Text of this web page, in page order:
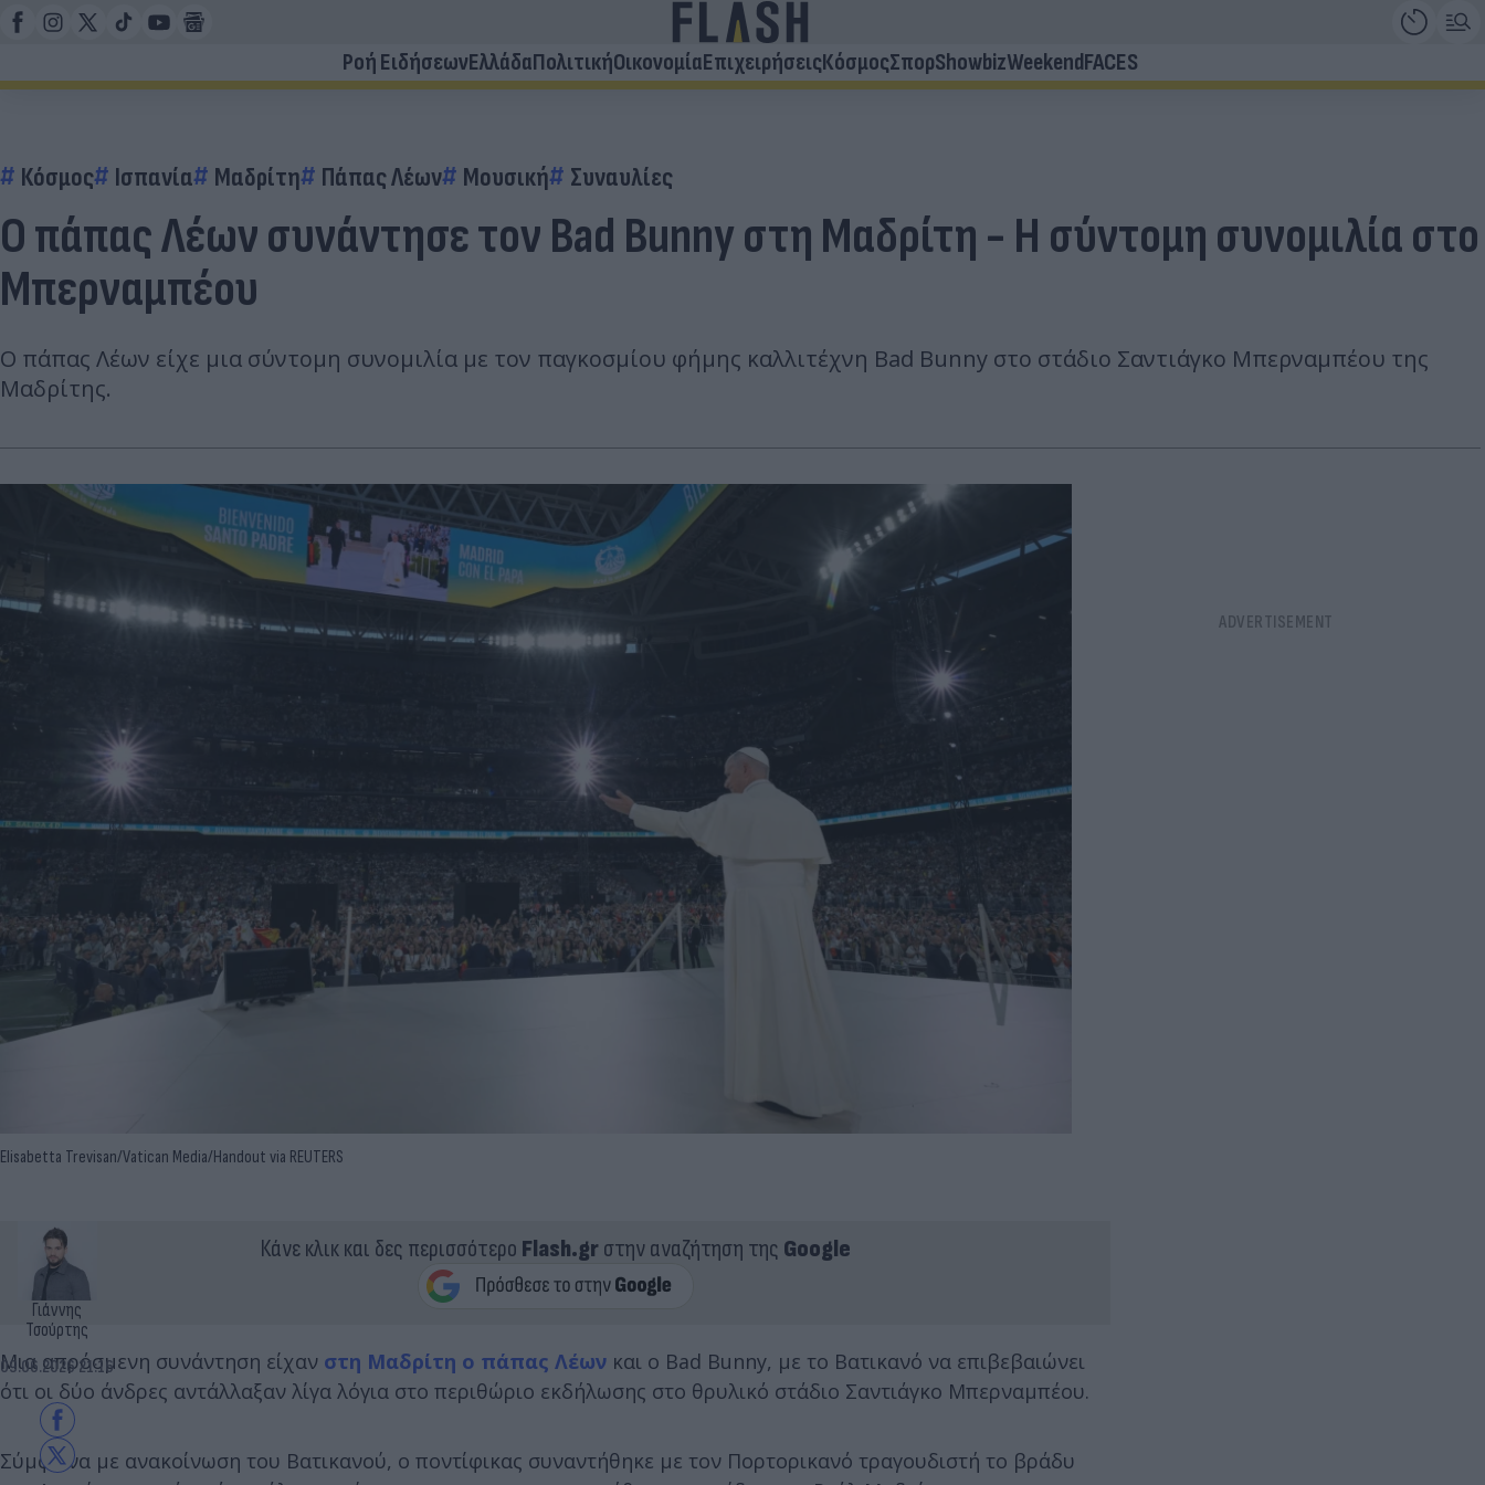
Ροή ΕιδήσεωνΕλλάδαΠολιτικήΟικονομίαΕπιχειρήσειςΚόσμοςΣπορShowbizWeekendFACES
Κόσμος Ισπανία Μαδρίτη Πάπας Λέων Μουσική Συναυλίες
Ο πάπας Λέων συνάντησε τον Bad Bunny στη Μαδρίτη - Η σύντομη συνομιλία στο
Μπερναμπέου
Ο πάπας Λέων είχε μια σύντομη συνομιλία με τον παγκοσμίου φήμης καλλιτέχνη Bad Bunny στο στάδιο Σαντιάγκο Μπερναμπέου της
Μαδρίτης.
Elisabetta Trevisan/Vatican Media/­Handout via REUTERS
Γιάννης
Τσούρτης
09.06.2026 21:16
Κάνε κλικ και δες περισσότερο Flash.grστην αναζήτηση της Google
Μια απρόσμενη συνάντηση είχαν στη Μαδρίτη ο πάπας Λέων και ο Bad Bunny, με το Βατικανό να επιβεβαιώνει
ότι οι δύο άνδρες αντάλλαξαν λίγα λόγια στο περιθώριο εκδήλωσης στο θρυλικό στάδιο Σαντιάγκο Μπερναμπέου.
Σύμφωνα με ανακοίνωση του Βατικανού, ο ποντίφικας συναντήθηκε με τον Πορτορικανό τραγουδιστή το βράδυ